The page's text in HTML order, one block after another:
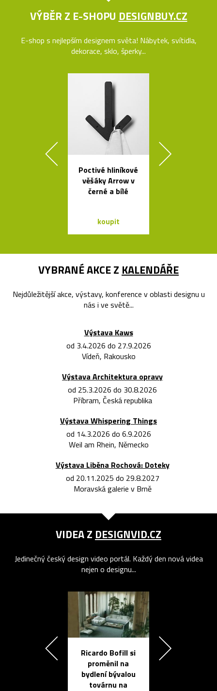
VÝBĚR Z E-SHOPU DESIGNBUY.CZ
E-shop s nejlepším designem světa! Nábytek, svítidla,
dekorace, sklo, šperky...
Poctivé hliníkové
věšáky Arrow v
černé a bílé
koupit
VYBRANÉ AKCE Z KALENDÁŘE
Nejdůležitější akce, výstavy, konference v oblasti designu u
nás i ve světě...
Výstava Kaws
od 3.4.2026 do 27.9.2026
Vídeň, Rakousko
Výstava Architektura opravy
od 25.3.2026 do 30.8.2026
Příbram, Česká republika
Výstava Whispering Things
od 14.3.2026 do 6.9.2026
Weil am Rhein, Německo
Výstava Liběna Rochová: Doteky
od 20.11.2025 do 29.8.2027
Moravská galerie v Brně
VIDEA Z DESIGNVID.CZ
Jedinečný český design video portál. Každý den nová videa
nejen o designu...
Ricardo Bofill si
proměnil na
bydlení bývalou
továrnu na